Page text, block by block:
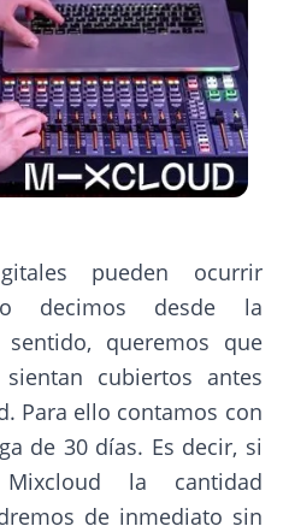
pueden ocurrir
decimos desde la
queremos que
cubiertos antes
Para ello contamos con
de 30 días. Es decir, si
la cantidad
de inmediato sin